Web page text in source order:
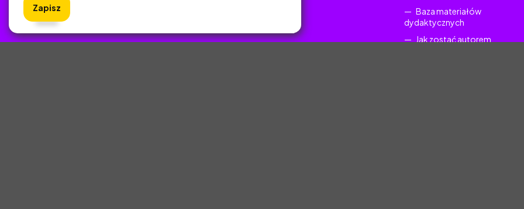
Baza materiałów
dydaktycznych
Jak zostać autorem
Zapisz